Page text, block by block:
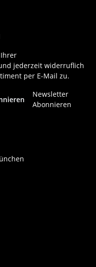
jederzeit widerruflich
per E-Mail zu.
Newsletter
Abonnieren